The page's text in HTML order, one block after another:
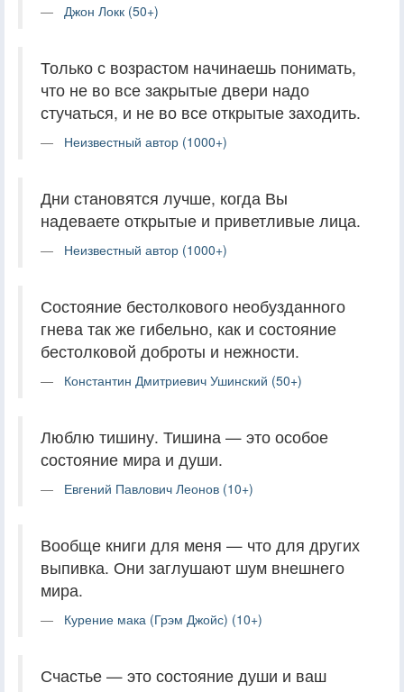
Джон Локк (50+)
Только с возрастом начинаешь понимать,
что не во все закрытые двери надо
стучаться, и не во все открытые заходить.
Неизвестный автор (1000+)
Дни становятся лучше, когда Вы
надеваете открытые и приветливые лица.
Неизвестный автор (1000+)
Состояние бестолкового необузданного
гнева так же гибельно, как и состояние
бестолковой доброты и нежности.
Константин Дмитриевич Ушинский (50+)
Люблю тишину. Тишина — это особое
состояние мира и души.
Евгений Павлович Леонов (10+)
Вообще книги для меня — что для других
выпивка. Они заглушают шум внешнего
мира.
Курение мака (Грэм Джойс) (10+)
Счастье — это состояние души и ваш